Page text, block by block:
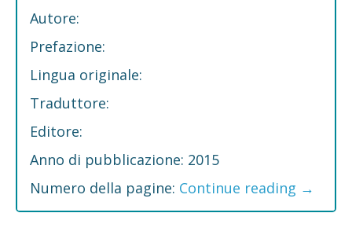
Autore:
Prefazione:
Lingua originale:
Traduttore:
Editore:
Anno di pubblicazione: 2015
Numero della pagine: Continue reading →